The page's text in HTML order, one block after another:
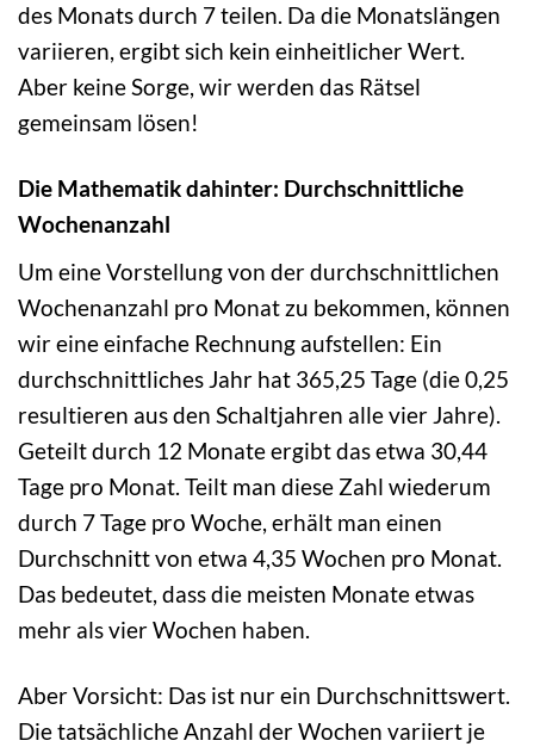
des Monats durch 7 teilen. Da die Monatslängen
variieren, ergibt sich kein einheitlicher Wert.
Aber keine Sorge, wir werden das Rätsel
gemeinsam lösen!
Die Mathematik dahinter: Durchschnittliche
Wochenanzahl
Um eine Vorstellung von der durchschnittlichen
Wochenanzahl pro Monat zu bekommen, können
wir eine einfache Rechnung aufstellen: Ein
durchschnittliches Jahr hat 365,25 Tage (die 0,25
resultieren aus den Schaltjahren alle vier Jahre).
Geteilt durch 12 Monate ergibt das etwa 30,44
Tage pro Monat. Teilt man diese Zahl wiederum
durch 7 Tage pro Woche, erhält man einen
Durchschnitt von etwa 4,35 Wochen pro Monat.
Das bedeutet, dass die meisten Monate etwas
mehr als vier Wochen haben.
Aber Vorsicht: Das ist nur ein Durchschnittswert.
Die tatsächliche Anzahl der Wochen variiert je